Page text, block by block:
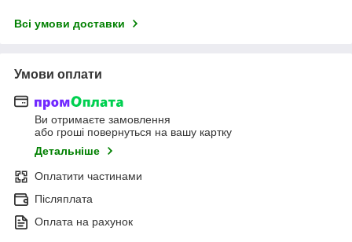
Всі умови доставки
Умови оплати
Ви отримаєте замовлення
або гроші повернуться на вашу картку
Детальніше
Оплатити частинами
Післяплата
Оплата на рахунок